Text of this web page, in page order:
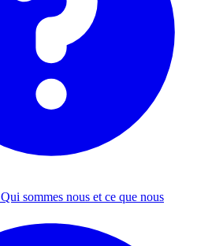
Qui sommes nous et ce que nous